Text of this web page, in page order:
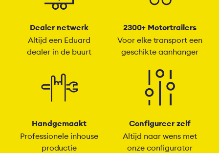
Dealer netwerk
Altijd een Eduard
dealer in de buurt
2300+ Motortrailers
Voor elke transport een
geschikte aanhanger
Handgemaakt
Professionele inhouse
productie
Configureer zelf
Altijd naar wens met
onze configurator